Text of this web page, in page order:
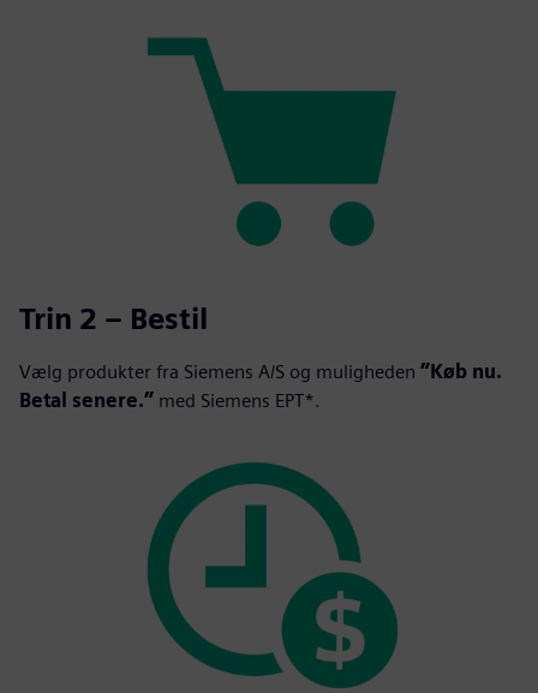
Trin 2 – Bestil
Vælg produkter fra Siemens A/S og muligheden ”Køb nu.
Betal senere.” med Siemens EPT*.